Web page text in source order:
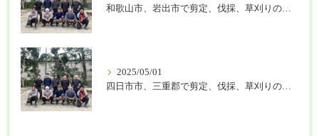
和歌山市、岩出市で剪定、伐採、草刈りの作業を頼むなら はなまる造園
2025/05/01
四日市市、三重郡で剪定、伐採、草刈りの作業を頼むなら はなまる造園